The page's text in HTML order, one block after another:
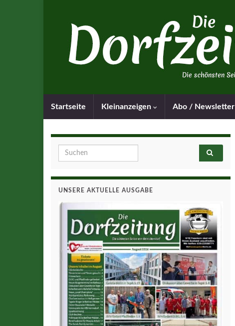
Startseite Kleinanzeigen Abo / Newsletter
Search for:
UNSERE AKTUELLE AUSGABE